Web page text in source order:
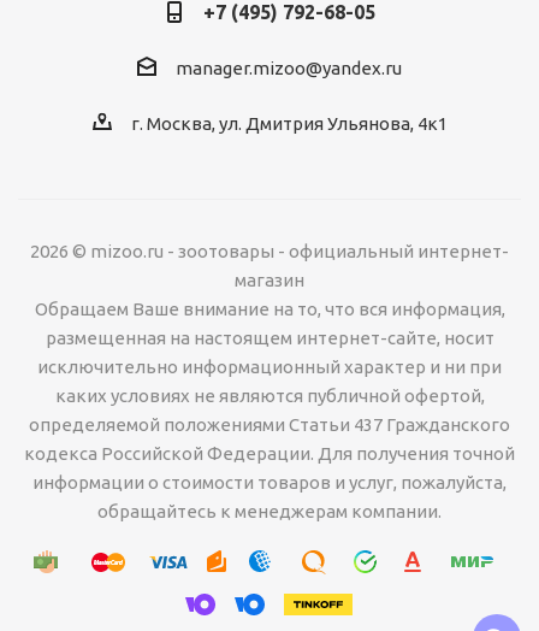
+7 (495) 792-68-05
manager.mizoo@yandex.ru
г. Москва, ул. Дмитрия Ульянова, 4к1
2026 © mizoo.ru - зоотовары - официальный интернет-
магазин
Обращаем Ваше внимание на то, что вся информация,
размещенная на настоящем интернет-сайте, носит
исключительно информационный характер и ни при
каких условиях не являются публичной офертой,
определяемой положениями Статьи 437 Гражданского
кодекса Российской Федерации. Для получения точной
информации о стоимости товаров и услуг, пожалуйста,
обращайтесь к менеджерам компании.